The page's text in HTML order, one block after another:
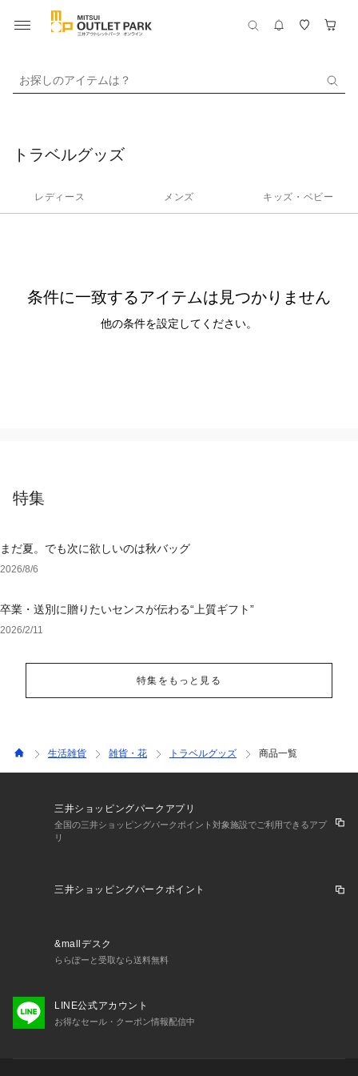
お探しのアイテムは？
トラベルグッズ
レディース メンズ キッズ・ベビー
条件に一致するアイテムは見つかりません
他の条件を設定してください。
特集
まだ夏。でも次に欲しいのは秋バッグ
2026/8/6
卒業・送別に贈りたいセンスが伝わる“上質ギフト”
2026/2/11
特集をもっと見る
生活雑貨 雑貨・花 トラベルグッズ 商品一覧
三井ショッピングパークアプリ
全国の三井ショッピングパークポイント対象施設でご利用できるアプ
リ
三井ショッピングパークポイント
&mallデスク
ららぽーと受取なら送料無料
LINE公式アカウント
お得なセール・クーポン情報配信中